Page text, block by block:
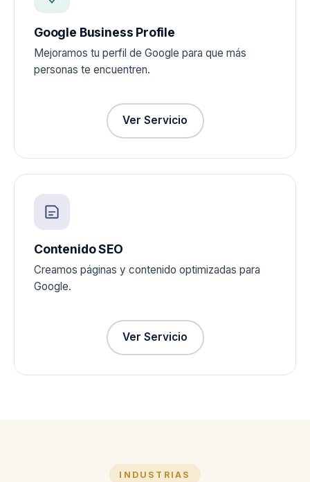
Google Business Profile
Mejoramos tu perfil de Google para que más
personas te encuentren.
Ver Servicio
Contenido SEO
Creamos páginas y contenido optimizadas para
Google.
Ver Servicio
INDUSTRIAS